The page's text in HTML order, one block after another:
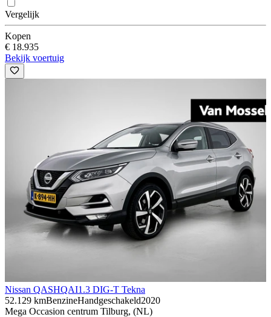
Vergelijk
Kopen
€ 18.935
Bekijk voertuig
Nissan QASHQAI1.3 DIG-T Tekna
52.129 kmBenzineHandgeschakeld2020
Mega Occasion centrum Tilburg, (NL)